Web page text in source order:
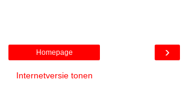
›
Homepage
Internetversie tonen